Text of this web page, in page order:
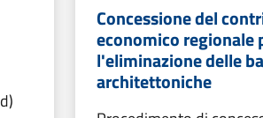
Concessione del
economico regionale
l'eliminazione delle
architettoniche